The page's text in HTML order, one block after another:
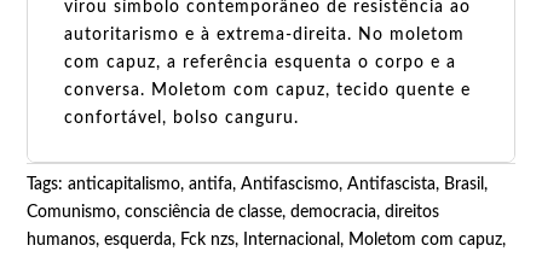
virou símbolo contemporâneo de resistência ao
autoritarismo e à extrema-direita. No moletom
com capuz, a referência esquenta o corpo e a
conversa. Moletom com capuz, tecido quente e
confortável, bolso canguru.
Tags:anticapitalismo,antifa,Antifascismo,Antifascista, Brasil,
Comunismo,consciência de classe,democracia,direitos
humanos,esquerda, Fck nzs, Internacional, Moletom com capuz,